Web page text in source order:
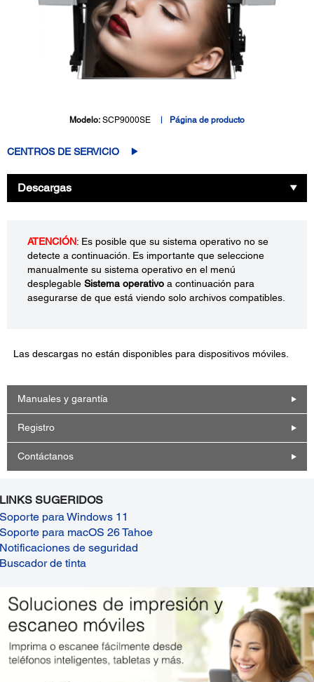
Modelo: SCP9000SE Página de producto
CENTROS DE SERVICIO
Descargas
ATENCIÓN: Es posible que su sistema operativo no se
detecte a continuación. Es importante que seleccione
manualmente su sistema operativo en el menú
desplegable Sistema operativo a continuación para
asegurarse de que está viendo solo archivos compatibles.
Las descargas no están disponibles para dispositivos móviles.
Manuales y garantía
Registro
Contáctanos
LINKS SUGERIDOS
Soporte para Windows 11
Soporte para macOS 26 Tahoe
Notificaciones de seguridad
Buscador de tinta